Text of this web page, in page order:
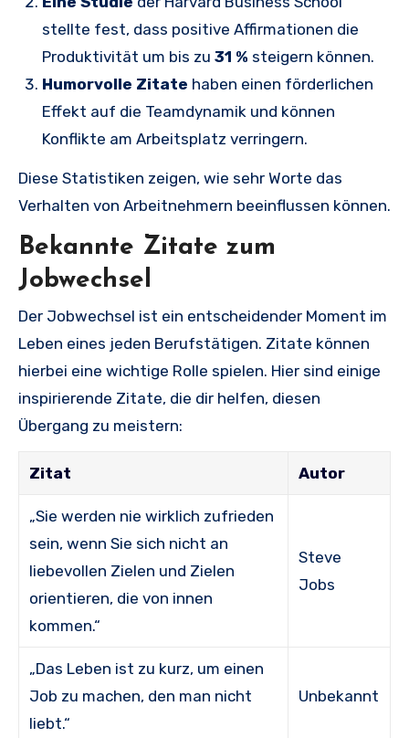
stellte fest, dass positive Affirmationen die
Produktivität um bis zu 31 % steigern können.
Humorvolle Zitate haben einen förderlichen
Effekt auf die Teamdynamik und können
Konflikte am Arbeitsplatz verringern.
Diese Statistiken zeigen, wie sehr Worte das
Verhalten von Arbeitnehmern beeinflussen können.
Bekannte Zitate zum
Jobwechsel
Der Jobwechsel ist ein entscheidender Moment im
Leben eines jeden Berufstätigen. Zitate können
hierbei eine wichtige Rolle spielen. Hier sind einige
inspirierende Zitate, die dir helfen, diesen
Übergang zu meistern:
Zitat Autor
„Sie werden nie wirklich zufrieden
sein, wenn Sie sich nicht an
liebevollen Zielen und Zielen
orientieren, die von innen
kommen.“
Steve
Jobs
„Das Leben ist zu kurz, um einen
Job zu machen, den man nicht
liebt.“
Unbekannt